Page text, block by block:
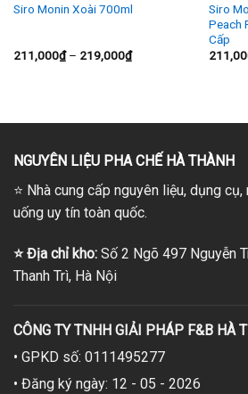
Siro Monin Xoài 700ml
211,000₫ – 219,000₫Khoảng
giá:
Siro
Peach
Cấp
NGUYÊN LIỆU PHA CHẾ HÀ THÀNH
⭐ Nhà cung cấp nguyên liệu, dụng
uống uy tín toàn quốc.
⭐Địa chỉ kho: Số 2 Ngõ 497 Nguyễn
Thanh Trì, Hà Nội
CÔNG TY TNHH GIẢI PHÁP F&B HÀ
• GPKD số: 0111495277
• Đăng ký ngày: 12 - 05 - 2026